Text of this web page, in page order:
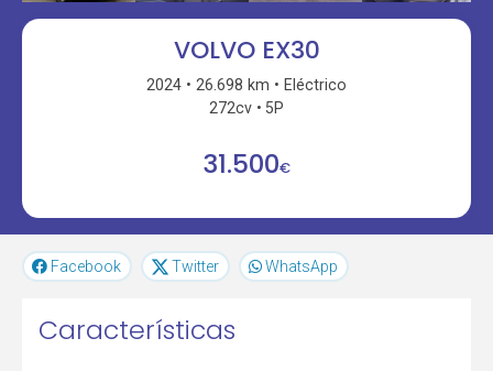
VOLVO EX30
2024 26.698 km
Eléctrico
272cv
5P
31.500€
Facebook Twitter WhatsApp
Características